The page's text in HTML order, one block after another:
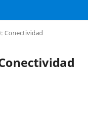
Conectividad